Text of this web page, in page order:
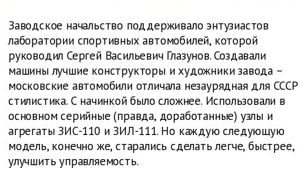
Заводское начальство поддерживало энтузиастов
лаборатории спортивных автомобилей, которой
руководил Сергей Васильевич Глазунов. Создавали
машины лучшие конструкторы и художники завода –
московские автомобили отличала незаурядная для СССР
стилистика. С начинкой было сложнее. Использовали в
основном серийные (правда, доработанные) узлы и
агрегаты ЗИС-110 и ЗИЛ-111. Но каждую следующую
модель, конечно же, старались сделать легче, быстрее,
улучшить управляемость.